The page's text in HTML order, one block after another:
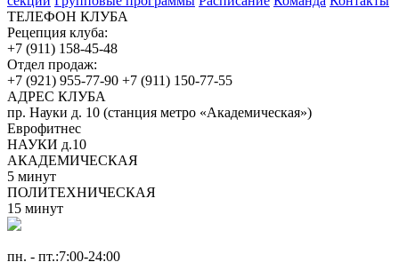
ТЕЛЕФОН КЛУБА
Рецепция клуба:
+7 (911) 158-45-48
Отдел продаж:
+7 (921) 955-77-90 +7 (911) 150-77-55
АДРЕС КЛУБА
пр. Науки д. 10 (станция метро «Академическая»)
Еврофитнес
НАУКИ д.10
АКАДЕМИЧЕСКАЯ
5 минут
ПОЛИТЕХНИЧЕСКАЯ
15 минут
пн. - пт.:7:00-24:00